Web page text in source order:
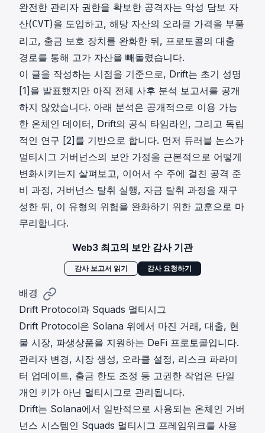
완전한 관리자 권한을 확보한 공격자는 악성 담보 자
산(CVT)을 도입하고, 해당 자산의 오라클 가격을 부풀
리고, 출금 보호 장치를 완화한 뒤, 프로토콜의 대출
경로를 통해 고가 자산을 빼돌렸습니다.
이 글을 작성하는 시점을 기준으로, Drift는 초기 성명
[1]을 발표했지만 아직 전체 사후 분석 보고서를 공개
하지 않았습니다. 아래 분석은 공개적으로 이용 가능
한 온체인 데이터, Drift의 공식 타임라인, 그리고 독립
적인 연구 [2]를 기반으로 합니다. 먼저 듀러블 논스가
멀티시그 거버넌스의 보안 가정을 근본적으로 어떻게
변화시키는지 살펴보고, 이어서 수 주에 걸친 공격 준
비 과정, 거버넌스 탈취 실행, 자금 탈취 과정을 재구
성한 뒤, 이 유형의 위험을 완화하기 위한 교훈으로 마
무리합니다.
Web3 최고의 보안 감사 기관
감사 보고서 읽기 감사 요청하기
배경
Drift Protocol과 Squads 멀티시그
Drift Protocol은 Solana 위에서 마진 거래, 대출, 현
물 시장, 파생상품을 지원하는 DeFi 프로토콜입니다.
관리자 변경, 시장 생성, 오라클 설정, 리스크 파라미
터 업데이트, 출금 한도 조정 등 고권한 작업은 단일
개인 키가 아닌 멀티시그로 관리됩니다.
Drift는 Solana에서 일반적으로 사용되는 온체인 거버
넌스 시스템인 Squads 멀티시그 프레임워크를 사용